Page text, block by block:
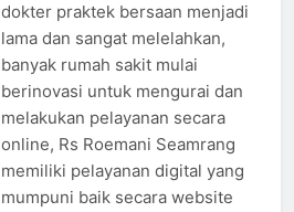
dokter praktek bersaan menjadi
lama dan sangat melelahkan,
banyak rumah sakit mulai
berinovasi untuk mengurai dan
melakukan pelayanan secara
online, Rs Roemani Seamrang
memiliki pelayanan digital yang
mumpuni baik secara website